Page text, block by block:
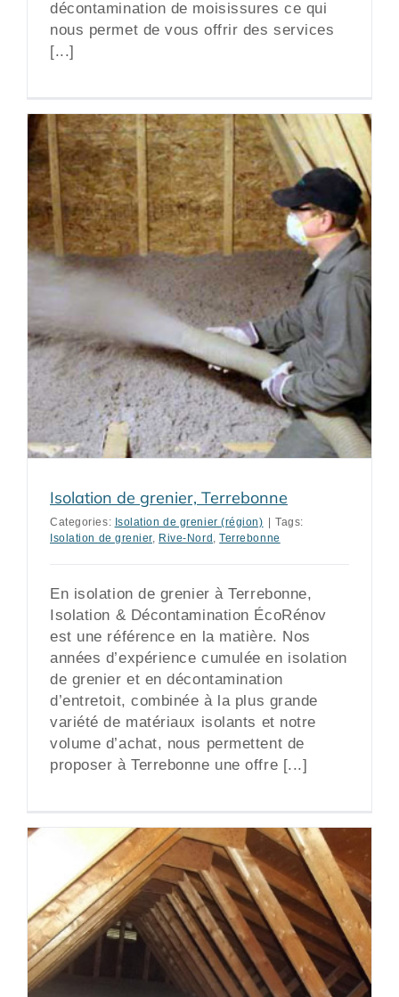
décontamination de moisissures ce qui
nous permet de vous offrir des services
[...]
Isolation de grenier, Terrebonne
Categories: Isolation de grenier (région)
Tags:
Isolation de grenier, Rive-Nord ,Terrebonne
En isolation de grenier à Terrebonne,
Isolation & Décontamination ÉcoRénov
est une référence en la matière. Nos
années d’expérience cumulée en isolation
de grenier et en décontamination
d’entretoit, combinée à la plus grande
variété de matériaux isolants et notre
volume d’achat, nous permettent de
proposer à Terrebonne une offre [...]